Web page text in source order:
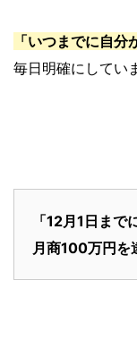
「いつまでに自分
毎日明確にしてい
「12月1日ま
月商100万円を